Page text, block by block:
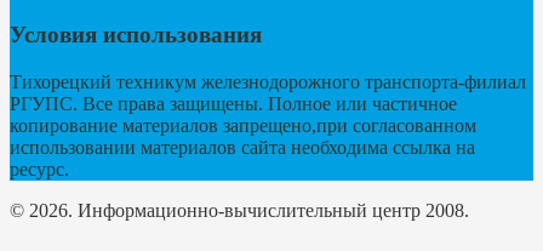
Условия использования
Тихорецкий техникум железнодорожного транспорта-филиал
РГУПС. Все права защищены. Полное или частичное
копирование материалов запрещено,при согласованном
использовании материалов сайта необходима ссылка на
ресурс.
© 2026. Информационно-вычислительный центр 2008.